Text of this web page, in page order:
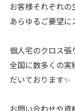
お客様それぞれの
あらゆるご要望に
個人宅のクロス
全国に数多くの実
だいております✨
お問い合わせや資